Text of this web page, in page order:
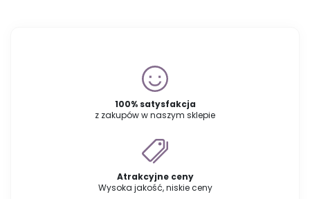
100% satysfakcja
z zakupów w naszym sklepie
Atrakcyjne ceny
Wysoka jakość, niskie ceny